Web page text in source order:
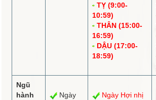
TỴ (9:00-
10:59)
THÂN (15:00-
16:59)
DẬU (17:00-
18:59)
Ngũ
hành
Ngày
Ngày Hợi nhị